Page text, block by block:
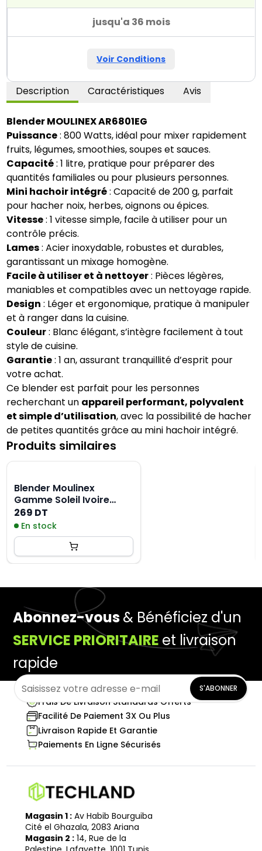
jusqu'a 36 mois
Voir Conditions
Description Caractéristiques Avis
Blender MOULINEX AR6801EG
Puissance: 800 Watts, idéal pour mixer rapidement
fruits, légumes, smoothies, soupes et sauces.
Capacité: 1 litre, pratique pour préparer des
quantités familiales ou pour plusieurs personnes.
Mini hachoir intégré: Capacité de 200 g, parfait
pour hacher noix, herbes, oignons ou épices.
Vitesse: 1 vitesse simple, facile à utiliser pour un
contrôle précis.
Lames: Acier inoxydable, robustes et durables,
garantissant un mixage homogène.
Facile à utiliser et à nettoyer: Pièces légères,
maniables et compatibles avec un nettoyage rapide.
Design : Léger et ergonomique, pratique à manipuler
et à ranger dans la cuisine.
Couleur: Blanc élégant, s’intègre facilement à tout
style de cuisine.
Garantie: 1 an, assurant tranquillité d’esprit pour
votre achat.
Ce blender est parfait pour les personnes
recherchant un appareil performant, polyvalent
et simple d’utilisation, avec la possibilité de hacher
de petites quantités grâce au mini hachoir intégré.
Produits similaires
Blender Moulinex
Gamme Soleil Ivoire
500W - Blanc
269 DT
En stock
Abonnez-vous& Bénéficiez d'un
SERVICE PRIORITAIRE et livraison
rapide
S'ABONNER
Frais De Livraison Standards Offerts
Facilité De Paiement 3X Ou Plus
Livraison Rapide Et Garantie
Paiements En Ligne Sécurisés
Magasin 1 : Av Habib Bourguiba
Cité el Ghazala, 2083 Ariana
Magasin 2 : 14, Rue de la